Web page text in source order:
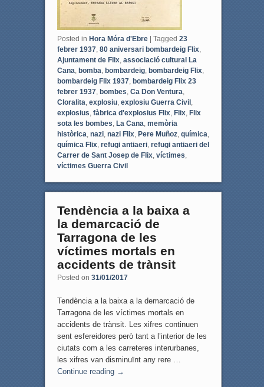
Posted in Hora Móra d'Ebre | Tagged 23
febrer 1937, 80 aniversari bombardeig Flix,
Ajuntament de Flix, associació cultural La
Cana bomba bombardeig, bombardeig Flix,
bombardeig Flix 1937, bombardeig Flix 23
febrer 1937, bombes Ca Don Ventura
Cloralita explosiu, explosiu Guerra Civil,
explosius fàbrica d'explosius Flix, Flix, Flix
sota les bombes La Cana memòria
històrica nazi, nazi Flix, Pere Muñoz, química
química Flix, refugi antiaeri, refugi antiaeri del
Carrer de Sant Josep de Flix, víctimes
víctimes Guerra Civil
Tendència a la baixa a
la demarcació de
Tarragona de les
víctimes mortals en
accidents de trànsit
Posted on 31/01/2017
Tendència a la baixa a la demarcació de
Tarragona de les víctimes mortals en
accidents de trànsit. Les xifres continuen
sent esfereidores però tant a l’interior de les
ciutats com a les carreteres interurbanes,
les xifres van disminuïnt any rere …
Continue reading →